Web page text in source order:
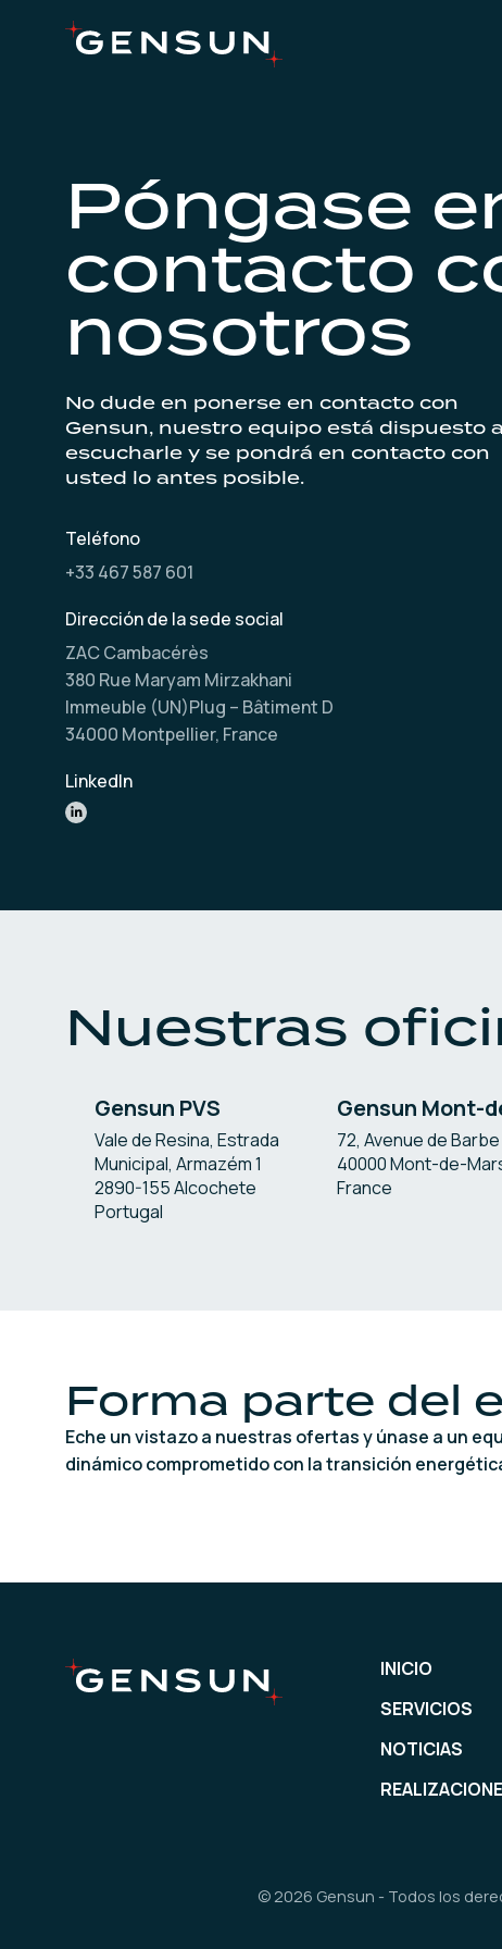
Póngase
contacto
nosotros
No dude en ponerse en contacto con
Gensun, nuestro equipo está dispuesto a
escucharle y se pondrá en contacto con
usted lo antes posible.
Teléfono
+33 467 587 601
Dirección de la sede social
ZAC Cambacérès
380 Rue Maryam Mirzakhani
Immeuble (UN)Plug – Bâtiment D
34000 Montpellier, France
LinkedIn
Nuestras
Gensun PVS
Vale de Resina, Estrada
Municipal, Armazém 1
2890-155 Alcochete
Portugal
Gensun Mont-
72, Avenue de Barbe
40000 Mont-de-
France
Forma parte del
Eche un vistazo a nuestras ofertas y únase a un
dinámico comprometido con la transición
INICIO
SERVICIOS
NOTICIAS
© 2026 Gensun - Todos los